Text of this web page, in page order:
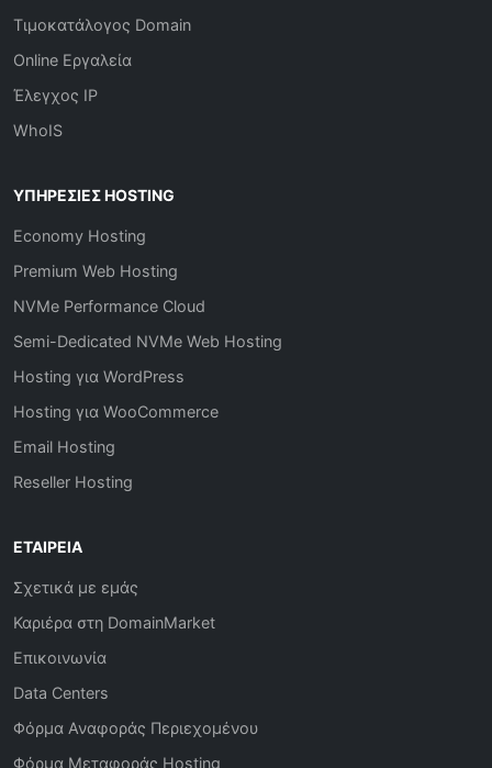
Τιμοκατάλογος Domain
Online Εργαλεία
Έλεγχος IP
WhoIS
ΥΠΗΡΕΣΊΕΣ HOSTING
Economy Hosting
Premium Web Hosting
NVMe Performance Cloud
Semi-Dedicated NVMe Web Hosting
Hosting για WordPress
Hosting για WooCommerce
Email Hosting
Reseller Hosting
ΕΤΑΙΡΕΊΑ
Σχετικά με εμάς
Καριέρα στη DomainMarket
Επικοινωνία
Data Centers
Φόρμα Αναφοράς Περιεχομένου
Φόρμα Μεταφοράς Hosting